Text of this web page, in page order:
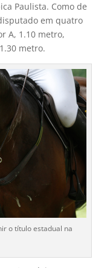
Paulista. Como de
em quatro
A, 1.10 metro,
metro.
o título estadual na